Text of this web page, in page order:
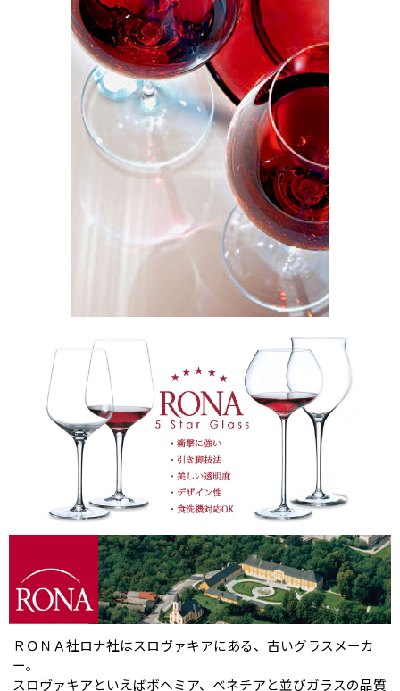
ＲＯＮＡ社ロナ社はスロヴァキアにある、古いグラスメーカ
ー。
スロヴァキアといえばボヘミア、ベネチアと並びガラスの品質